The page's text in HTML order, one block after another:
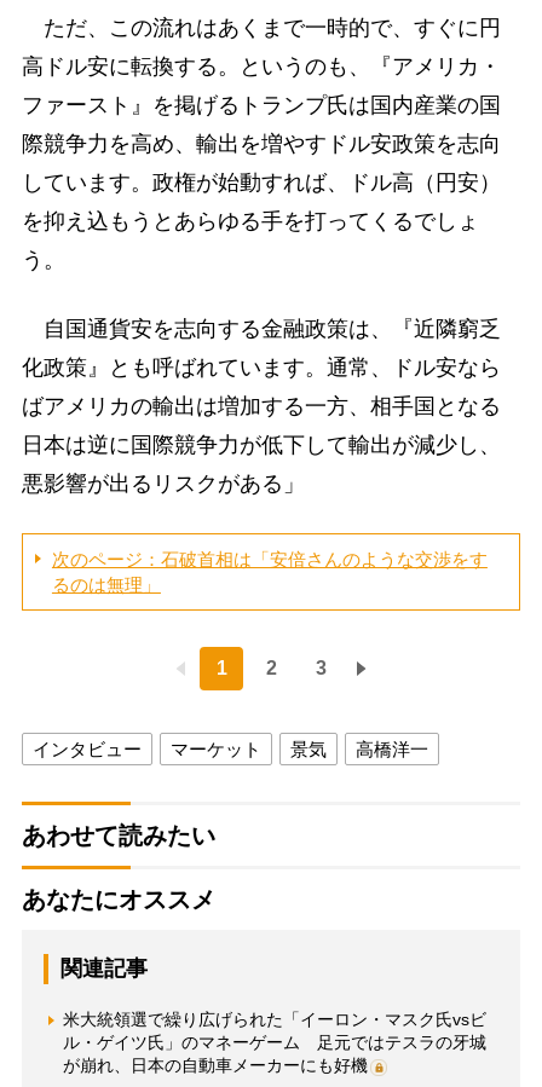
ただ、この流れはあくまで一時的で、すぐに円
高ドル安に転換する。というのも、『アメリカ・
ファースト』を掲げるトランプ氏は国内産業の国
際競争力を高め、輸出を増やすドル安政策を志向
しています。政権が始動すれば、ドル高（円安）
を抑え込もうとあらゆる手を打ってくるでしょ
う。
自国通貨安を志向する金融政策は、『近隣窮乏
化政策』とも呼ばれています。通常、ドル安なら
ばアメリカの輸出は増加する一方、相手国となる
日本は逆に国際競争力が低下して輸出が減少し、
悪影響が出るリスクがある」
次のページ：石破首相は「安倍さんのような交渉をす
るのは無理」
1 2 3
インタビュー マーケット 景気 高橋洋一
あわせて読みたい
あなたにオススメ
関連記事
米大統領選で繰り広げられた「イーロン・マスク氏vsビ
ル・ゲイツ氏」のマネーゲーム 足元ではテスラの牙城
が崩れ、日本の自動車メーカーにも好機